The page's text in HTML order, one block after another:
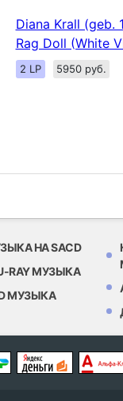
Diana Krall (geb.
Rag Doll (White
2 LP 5950 руб.
НА SACD
RAY МУЗЫКА
МУЗЫКА